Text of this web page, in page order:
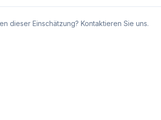
dieser Einschätzung? Kontaktieren Sie uns.